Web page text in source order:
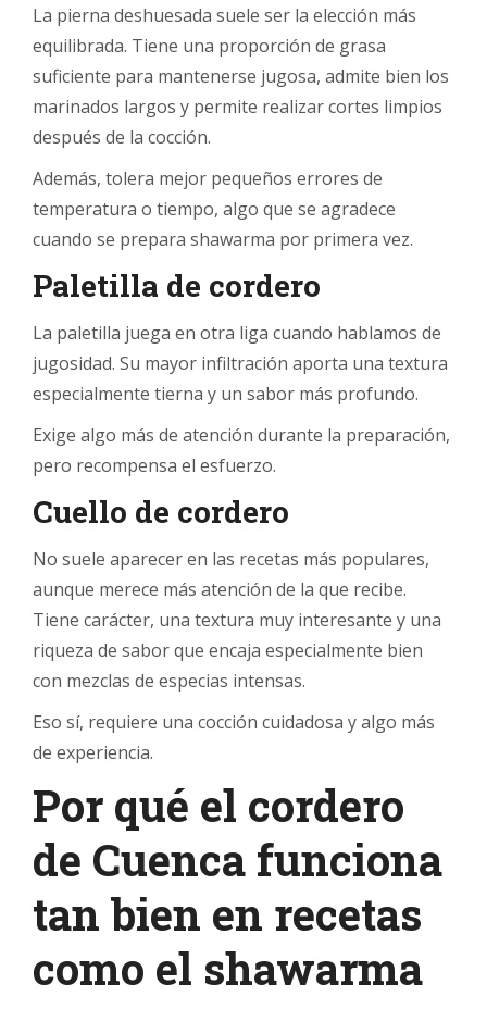
La pierna deshuesada suele ser la elección más
equilibrada. Tiene una proporción de grasa
suficiente para mantenerse jugosa, admite bien los
marinados largos y permite realizar cortes limpios
después de la cocción.
Además, tolera mejor pequeños errores de
temperatura o tiempo, algo que se agradece
cuando se prepara shawarma por primera vez.
Paletilla de cordero
La paletilla juega en otra liga cuando hablamos de
jugosidad. Su mayor infiltración aporta una textura
especialmente tierna y un sabor más profundo.
Exige algo más de atención durante la preparación,
pero recompensa el esfuerzo.
Cuello de cordero
No suele aparecer en las recetas más populares,
aunque merece más atención de la que recibe.
Tiene carácter, una textura muy interesante y una
riqueza de sabor que encaja especialmente bien
con mezclas de especias intensas.
Eso sí, requiere una cocción cuidadosa y algo más
de experiencia.
Por qué el cordero
de Cuenca funciona
tan bien en recetas
como el shawarma